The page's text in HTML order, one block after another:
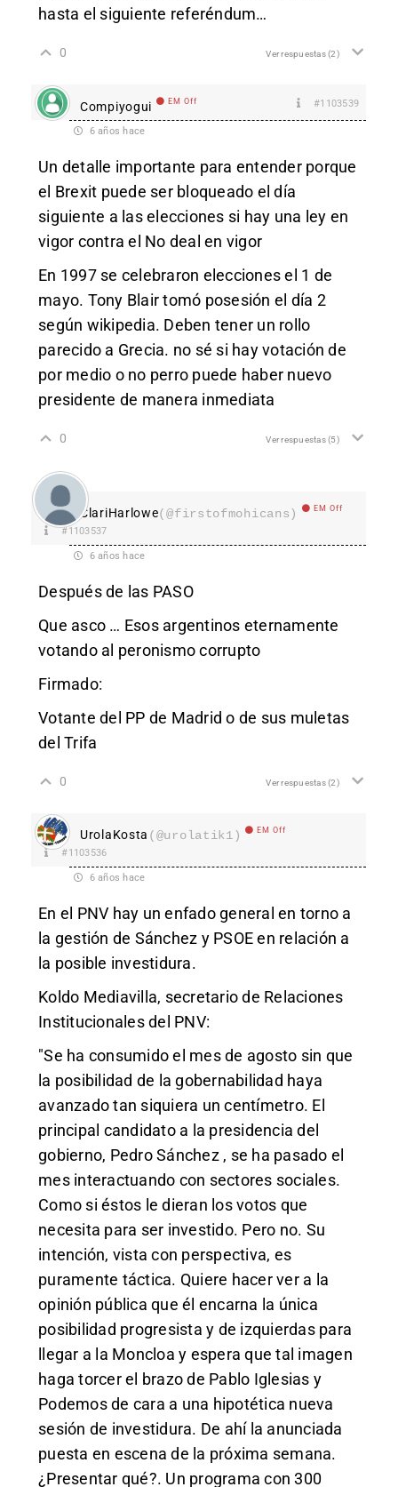
hasta el siguiente referéndum…
0 Ver respuestas(2)
Compiyogui EM Off #1103539
6 años hace
Un detalle importante para entender porque
el Brexit puede ser bloqueado el día
siguiente a las elecciones si hay una ley en
vigor contra el No deal en vigor
En 1997 se celebraron elecciones el 1 de
mayo. Tony Blair tomó posesión el día 2
según wikipedia. Deben tener un rollo
parecido a Grecia. no sé si hay votación de
por medio o no perro puede haber nuevo
presidente de manera inmediata
0 Ver respuestas(5)
ClariHarlowe(@firstofmohicans) EM Off
#1103537
6 años hace
Después de las PASO
Que asco … Esos argentinos eternamente
votando al peronismo corrupto
Firmado:
Votante del PP de Madrid o de sus muletas
del Trifa
0 Ver respuestas(2)
UrolaKosta (@urolatik1) EM Off
#1103536
6 años hace
En el PNV hay un enfado general en torno a
la gestión de Sánchez y PSOE en relación a
la posible investidura.
Koldo Mediavilla, secretario de Relaciones
Institucionales del PNV:
"Se ha consumido el mes de agosto sin que
la posibilidad de la gobernabilidad haya
avanzado tan siquiera un centímetro. El
principal candidato a la presidencia del
gobierno, Pedro Sánchez , se ha pasado el
mes interactuando con sectores sociales.
Como si éstos le dieran los votos que
necesita para ser investido. Pero no. Su
intención, vista con perspectiva, es
puramente táctica. Quiere hacer ver a la
opinión pública que él encarna la única
posibilidad progresista y de izquierdas para
llegar a la Moncloa y espera que tal imagen
haga torcer el brazo de Pablo Iglesias y
Podemos de cara a una hipotética nueva
sesión de investidura. De ahí la anunciada
puesta en escena de la próxima semana.
¿Presentar qué?. Un programa con 300